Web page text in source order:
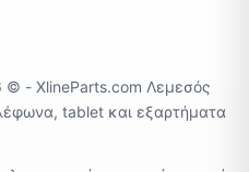
©️ - XlineParts.com Λεμεσός
tablet και εξαρτήματα